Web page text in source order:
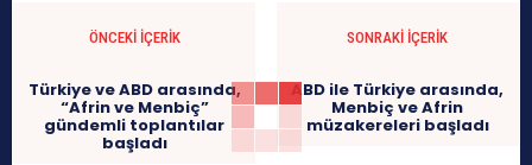
ÖNCEKI İÇERIK
Türkiye ve ABD arasında,
“Afrin ve Menbiç”
gündemli toplantılar
başladı
SONRAKI İÇERIK
ABD ile Türkiye arasında,
Menbiç ve Afrin
müzakereleri başladı